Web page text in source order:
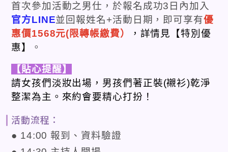
首次參加活動之男仕，於報名成功3日內加入
官方LINE並回報姓名+活動日期，即可享有優
惠價1568元(限轉帳繳費）
，詳情見【特別優
惠】
。
【貼心提醒】
請女孩們淡妝出場，男孩們著正裝(襯衫)乾淨
整潔為主。來約會要精心打扮！
活動流程：
● 14:00 報到、資料驗證